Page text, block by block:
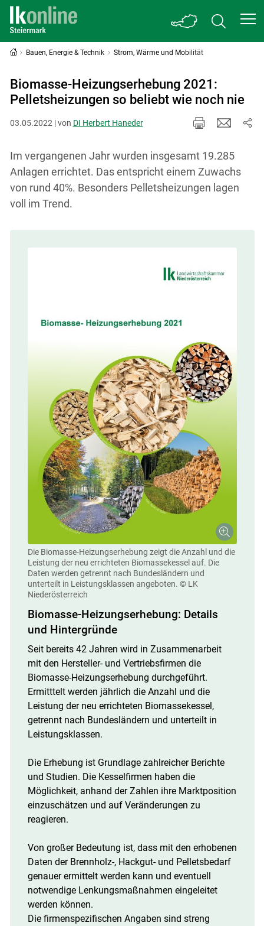
Bauen, Energie & Technik Strom, Wärme und Mobilität
Biomasse-Heizungserhebung 2021:
Pelletsheizungen so beliebt wie noch nie
03.05.2022 | von DI Herbert Haneder
Im vergangenen Jahr wurden insgesamt 19.285
Anlagen errichtet. Das entspricht einem Zuwachs
von rund 40%. Besonders Pelletsheizungen lagen
voll im Trend.
Die Biomasse-Heizungserhebung zeigt die Anzahl und die
Leistung der neu errichteten Biomassekessel auf. Die
Daten werden getrennt nach Bundesländern und
unterteilt in Leistungsklassen angeboten. © LK
Niederösterreich
Biomasse-Heizungserhebung: Details
und Hintergründe
Seit bereits 42 Jahren wird in Zusammenarbeit
mit den Hersteller- und Vertriebsfirmen die
Biomasse-Heizungserhebung durchgeführt.
Ermitttelt werden jährlich die Anzahl und die
Leistung der neu errichteten Biomassekessel,
getrennt nach Bundesländern und unterteilt in
Leistungsklassen.
Die Erhebung ist Grundlage zahlreicher Berichte
und Studien. Die Kesselfirmen haben die
Möglichkeit, anhand der Zahlen ihre Marktposition
einzuschätzen und auf Veränderungen zu
reagieren.
Von großer Bedeutung ist, dass mit den erhobenen
Daten der Brennholz-, Hackgut- und Pelletsbedarf
genauer ermittelt werden kann und eventuell
notwendige Lenkungsmaßnahmen eingeleitet
werden können.
Die firmenspezifischen Angaben sind streng